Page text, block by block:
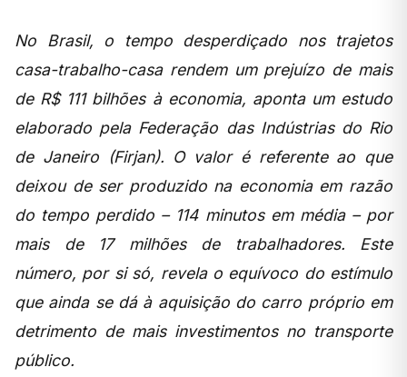
No Brasil, o tempo desperdiçado nos trajetos
casa-trabalho-casa rendem um prejuízo de mais
de R$ 111 bilhões à economia, aponta um estudo
elaborado pela Federação das Indústrias do Rio
de Janeiro (Firjan). O valor é referente ao que
deixou de ser produzido na economia em razão
do tempo perdido – 114 minutos em média – por
mais de 17 milhões de trabalhadores. Este
número, por si só, revela o equívoco do estímulo
que ainda se dá à aquisição do carro próprio em
detrimento de mais investimentos no transporte
público.